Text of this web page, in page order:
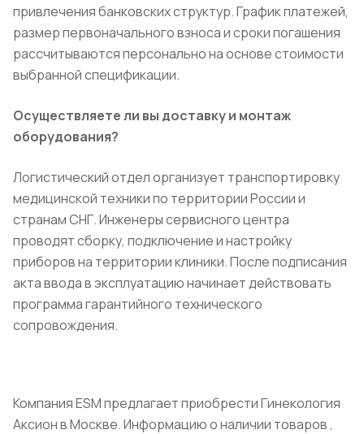
привлечения банковских структур. График платежей,
размер первоначального взноса и сроки погашения
рассчитываются персонально на основе стоимости
выбранной спецификации.
Осуществляете ли вы доставку и монтаж
оборудования?
Логистический отдел организует транспортировку
медицинской техники по территории России и
странам СНГ. Инженеры сервисного центра
проводят сборку, подключение и настройку
приборов на территории клиники. После подписания
акта ввода в эксплуатацию начинает действовать
программа гарантийного технического
сопровождения.
Компания ESM предлагает приобрести Гинекология
Аксион в Москве. Информацию о наличии товаров ,